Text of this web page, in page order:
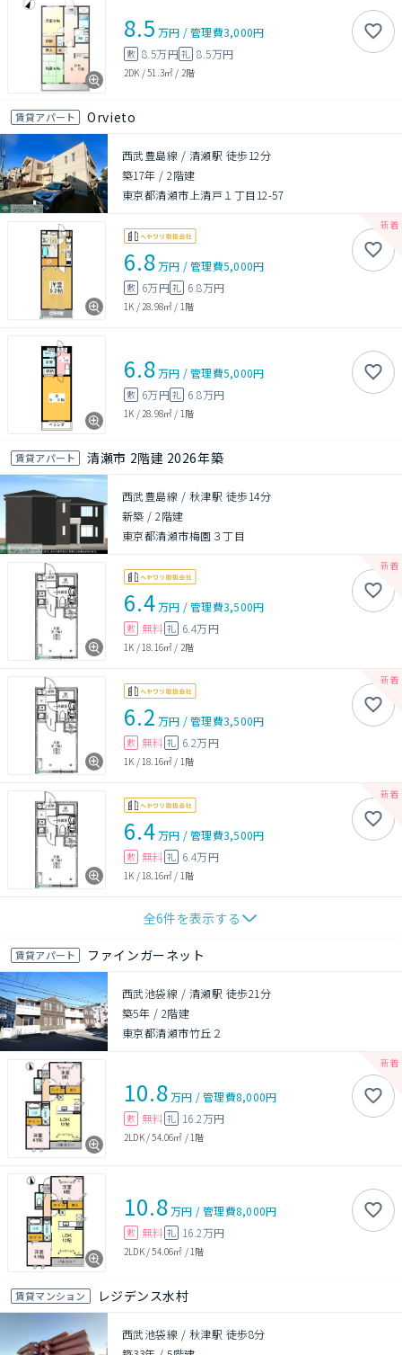
8.5 万円 /管理費3,000円
敷 8.5万円礼 8.5万円
2DK /51.3㎡ / 2階
賃貸アパート Orvieto
西武豊島線 / 清瀬駅 徒歩12分
築17年 /2階建
東京都清瀬市上清戸１丁目12-57
6.8万円 /管理費5,000円
敷 6万円礼 6.8万円
1K /28.98㎡ / 1階
6.8万円 /管理費5,000円
敷 6万円礼 6.8万円
1K / 28.98㎡ / 1階
賃貸アパート 清瀬市 2階建 2026年築
西武豊島線 / 秋津駅 徒歩14分
新築 /2階建
東京都清瀬市梅園３丁目
6.4万円 /管理費3,500円
敷 無料 礼 6.4万円
1K /18.16㎡ / 2階
6.2 万円 /管理費3,500円
敷 無料 礼 6.2万円
1K /18.16㎡ / 1階
6.4万円 /管理費3,500円
敷 無料 礼 6.4万円
1K /18.16㎡ / 1階
全6件を表示する
賃貸アパート ファインガーネット
西武池袋線 / 清瀬駅 徒歩21分
築5年 / 2階建
東京都清瀬市竹丘２
10.8万円 /管理費8,000円
敷 無料 礼 16.2万円
2LDK/54.06㎡ / 1階
10.8万円 /管理費8,000円
敷 無料 礼 16.2万円
2LDK/54.06㎡ / 1階
賃貸マンション レジデンス水村
西武池袋線 / 秋津駅 徒歩8分